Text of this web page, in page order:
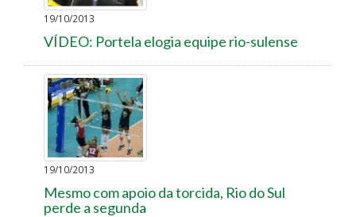
19/10/2013
VÍDEO: Portela elogia equipe rio-sulense
19/10/2013
Mesmo com apoio da torcida, Rio do Sul
perde a segunda